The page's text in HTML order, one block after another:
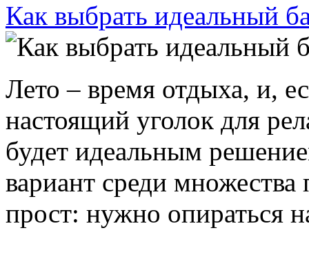
Как выбрать идеальный
Лето – время отдыха, и,
настоящий уголок для
будет идеальным
вариант среди
прост: нужно опираться